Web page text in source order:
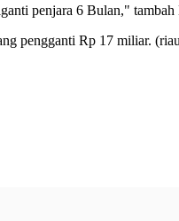
penjara 6 Bulan,"
pengganti Rp 17 miliar.